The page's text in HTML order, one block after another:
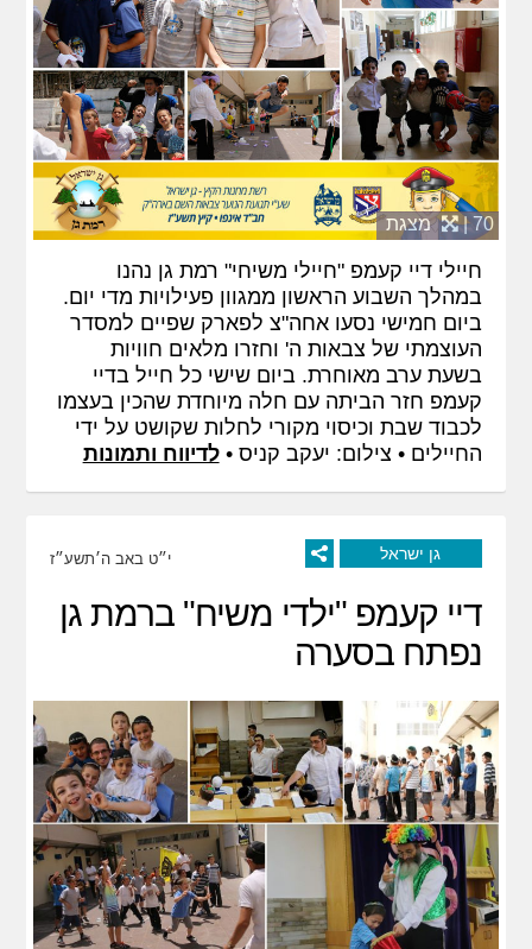
70 | מצגת
חיילי דיי קעמפ "חיילי משיחי" רמת גן נהנו
במהלך השבוע הראשון ממגוון פעילויות מדי יום.
ביום חמישי נסעו אחה"צ לפארק שפיים למסדר
העוצמתי של צבאות ה' וחזרו מלאים חוויות
בשעת ערב מאוחרת. ביום שישי כל חייל בדיי
קעמפ חזר הביתה עם חלה מיוחדת שהכין בעצמו
לכבוד שבת וכיסוי מקורי לחלות שקושט על ידי
החיילים • צילום: יעקב קניס​ •לדיווח ותמונות
גן ישראל י״ט באב ה׳תשע״ז
דיי קעמפ "ילדי משיח" ברמת גן
נפתח בסערה